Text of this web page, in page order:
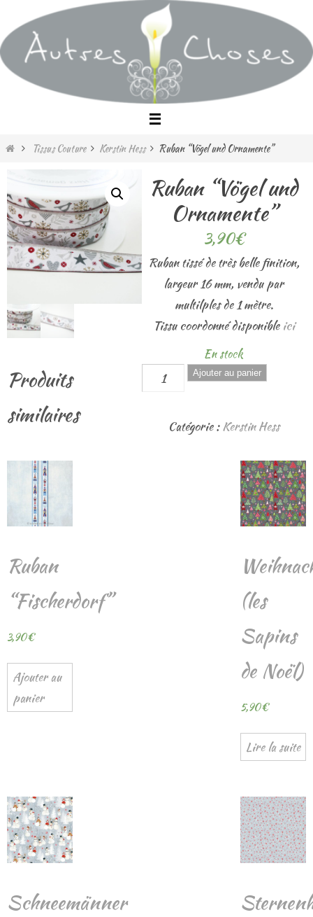
vers
le
contenu
HomeTissus Couture Kerstin Hess Ruban “Vögel und Ornamente”
Ruban “Vögel und
Ornamente”
3,90€
Ruban tissé de très belle finition,
largeur 16 mm, vendu par
multilples de 1 mètre.
Tissu coordonné disponible ici
En stock
quantité
de
Ajouter au panier
Catégorie :Kerstin Hess
Produits
similaires
Ruban
“Fischerdorf”
3,90€
Ajouter au
panier
(les
Sapins
de Noël)
5,90€
Lire la suite
Schneemänner